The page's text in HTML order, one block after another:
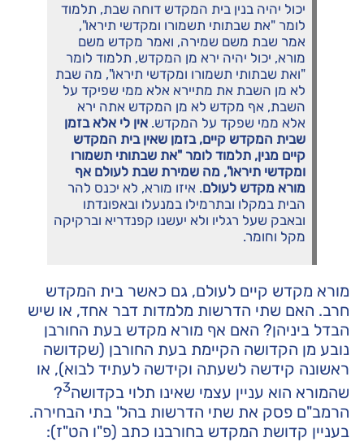
יכול יהיה בנין בית המקדש דוחה שבת, תלמוד
לומר "את שבתותי תשמורו ומקדשי תיראו",
אמר שבת משם שמירה, ואמר מקדש משם
מורא, יכול יהיה ירא מן המקדש, תלמוד לומר
"ואת שבתותי תשמורו ומקדשי תיראו", מה שבת
לא מן השבת את מתיירא אלא ממי שפיקד על
השבת, אף מקדש לא מן המקדש אתה ירא
אלא ממי שפקד על המקדש. אין לי אלא בזמן
שבית המקדש קיים, בזמן שאין בית המקדש
קיים מנין, תלמוד לומר "את שבתותי תשמורו
ומקדשי תיראו", מה שמירת שבת לעולם אף
מורא מקדש לעולם. איזו מורא, לא יכנס להר
הבית במקלו ובתרמילו במנעלו ובאפונדתו
ובאבק שעל רגליו ולא יעשנו קפנדריא וברקיקה
מקל וחומר.
מורא מקדש קיים לעולם, גם כאשר בית המקדש
חרב. האם שתי הדרשות מלמדות דבר אחד, או שיש
הבדל ביניהן? האם אף מורא מקדש בעת החורבן
נובע מן הקדושה הקיימת בעת החורבן (שקדושה
ראשונה קידשה לשעתה וקידשה לעתיד לבוא), או
שהמורא הוא עניין עצמי שאינו תלוי בקדושה3
?
הרמב"ם פסק את שתי הדרשות בהל' בתי הבחירה.
בעניין קדושת המקדש בחורבנו כתב (פ"ו הט"ז):